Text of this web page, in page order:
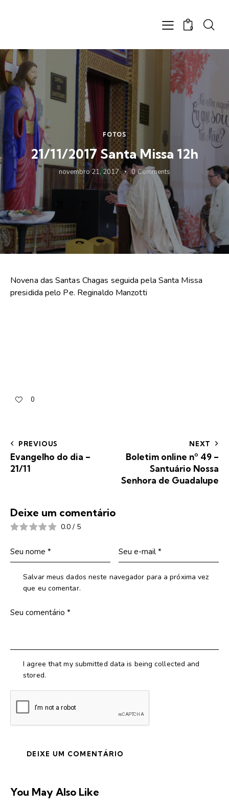
0
FOTOS
21/11/2017 Santa Missa 12h
novembro 21, 2017 0 Comments
Novena das Santas Chagas seguida pela Santa Missa
presidida pelo Pe. Reginaldo Manzotti
0
PREVIOUS
Evangelho do dia –
21/11
NEXT
Boletim online nº 49 –
Santuário Nossa
Senhora de Guadalupe
Deixe um comentário
0.0 / 5
Salvar meus dados neste navegador para a próxima vez
que eu comentar.
I agree that my submitted data is being collected and
stored.
You May Also Like